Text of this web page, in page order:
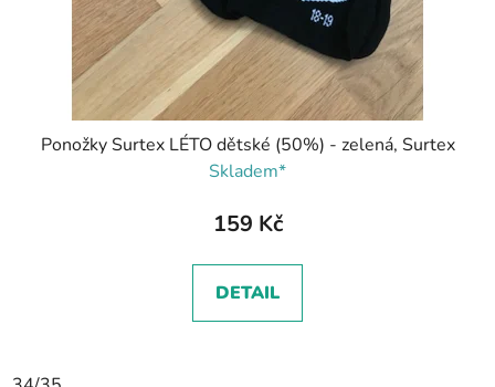
Ponožky Surtex LÉTO dětské (50%) - zelená, Surtex
Skladem*
159 Kč
DETAIL